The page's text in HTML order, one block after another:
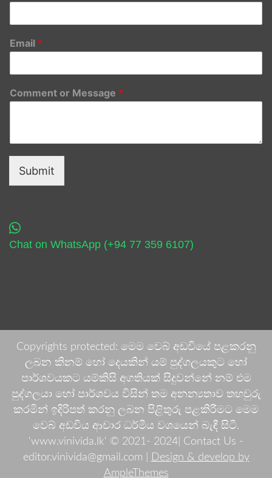
Email *
Comment or Message *
Submit
Chat on WhatsApp (+94 77 359 6107)
Copyrights protected: මෙම වෙබ් අඩවියේ පළකරනු
ලබන කිනම් හෝ දෙයකින් යම් පුද්ගලයකුට හෝ
පාර්ශවයකට යම්කිසි අගතියක් සිදුවන්නේ නම් එම
පුද්ගලයා හෝ පාර්ශවය විසින් තම අනන්‍යතාව තහවුරු
කරමින් ඉදිරිපත් කරනු ලබන පිළිතුරු පළකිරීමට මෙම
වෙබ් අඩවිය ආචාර ධර්මීය වශයෙන් බැඳී සිටී.
'www.vinivida.lk' © 2021- 2024| Contact Us -
editor.vinivida@gmail.com |
Design & develop by
AmpleThemes